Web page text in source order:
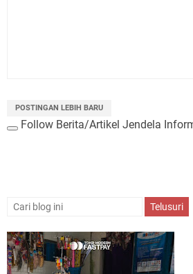
POSTINGAN LEBIH BARU
Follow Berita/Artikel Jendela